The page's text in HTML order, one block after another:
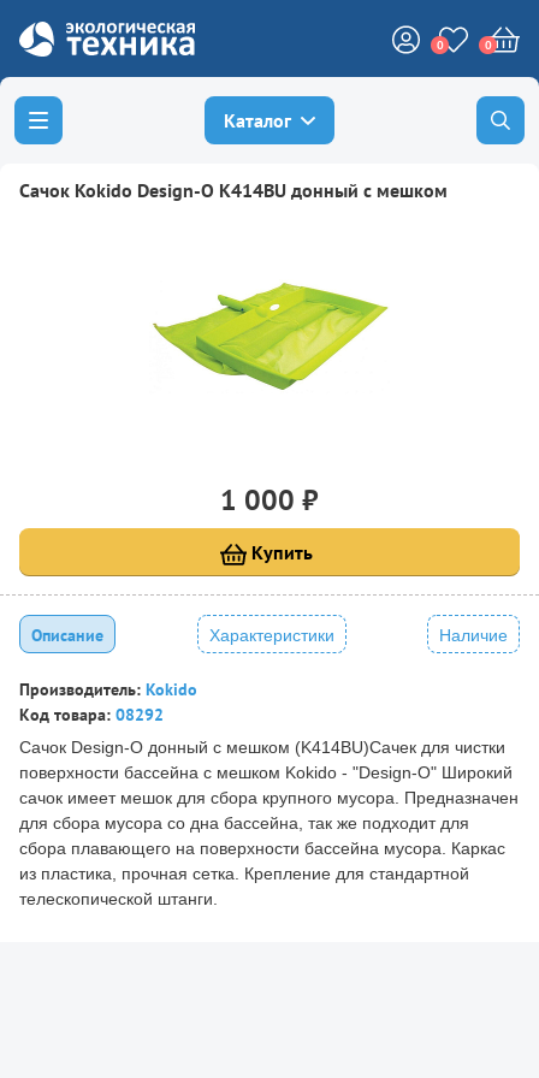
0 0
Каталог
Сачок Kokido Design-O K414BU донный с мешком
1 000 ₽
Купить
Описание Характеристики Наличие
Производитель: Kokido
Код товара: 08292
Сачок Design-O донный с мешком (K414BU)Сачек для чистки
поверхности бассейна с мешком Kokido - "Design-O" Широкий
сачок имеет мешок для сбора крупного мусора. Предназначен
для сбора мусора со дна бассейна, так же подходит для
сбора плавающего на поверхности бассейна мусора. Каркас
из пластика, прочная сетка. Крепление для стандартной
телескопической штанги.